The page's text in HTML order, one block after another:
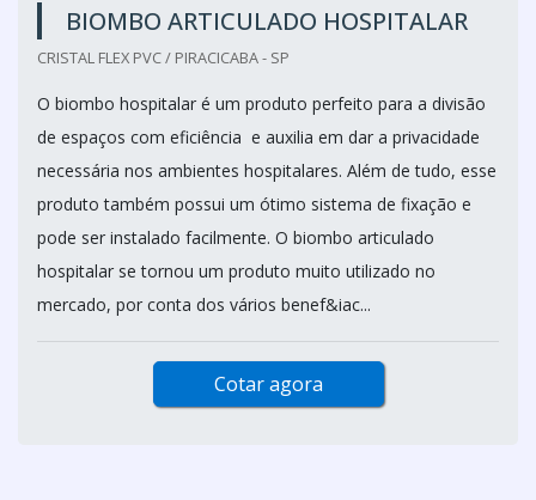
BIOMBO ARTICULADO HOSPITALAR
CRISTAL FLEX PVC / PIRACICABA - SP
O biombo hospitalar é um produto perfeito para a divisão
de espaços com eficiência e auxilia em dar a privacidade
necessária nos ambientes hospitalares. Além de tudo, esse
produto também possui um ótimo sistema de fixação e
pode ser instalado facilmente. O biombo articulado
hospitalar se tornou um produto muito utilizado no
mercado, por conta dos vários benef&iac...
Cotar agora